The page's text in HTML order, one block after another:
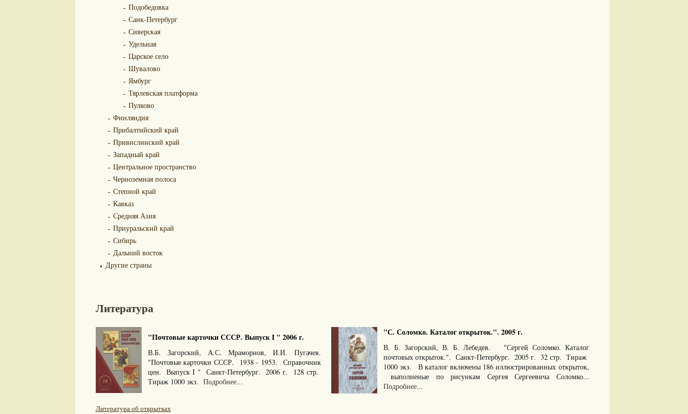
Подобедовка
Санк-Петербург
Сиверская
Удельная
Царское село
Шувалово
Ямбург
Тярлевская платформа
Пулково
Финляндия
Прибалтийский край
Привислинский край
Западный край
Центральное пространство
Черноземная полоса
Степной край
Кавказ
Средняя Азия
Приуральский край
Сибирь
Дальний восток
Другие страны
Литература
"Почтовые карточки СССР. Выпуск I " 2006 г.
В.Б. Загорский, А.С. Мраморнов, И.И. Пугачев.
"Почтовые карточки СССР. 1938 - 1953. Справочник
цен. Выпуск I " Санкт-Петербург. 2006 г. 128 стр.
Тираж 1000 экз. Подробнее...
"С. Соломко. Каталог открыток.". 2005 г.
В. Б. Загорский, В. Б. Лебедев. "Сергей Соломко. Каталог
почтовых открыток.". Санкт-Петербург. 2005 г. 32 стр. Тираж
1000 экз. В каталог включены 186 иллюстрированных открыток,
выполненые по рисункам Сергея Сергеевича Соломко...
Подробнее...
Литература об открытках